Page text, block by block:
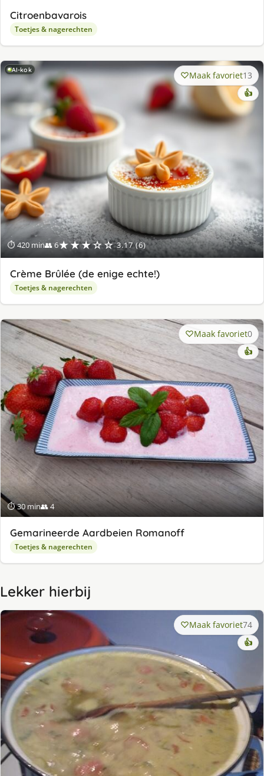
Citroenbavarois
Toetjes & nagerechten
AI-kok
⏱ 420 min👥 6★★★☆☆ 3.17 (6)
Maak favoriet13
👍
Crème Brûlée (de enige echte!)
Toetjes & nagerechten
⏱ 30 min👥 4
Maak favoriet0
👍
Gemarineerde Aardbeien Romanoff
Toetjes & nagerechten
Lekker hierbij
Maak favoriet74
👍